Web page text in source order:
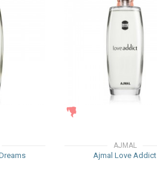
AJMAL
Ajmal Love Addict